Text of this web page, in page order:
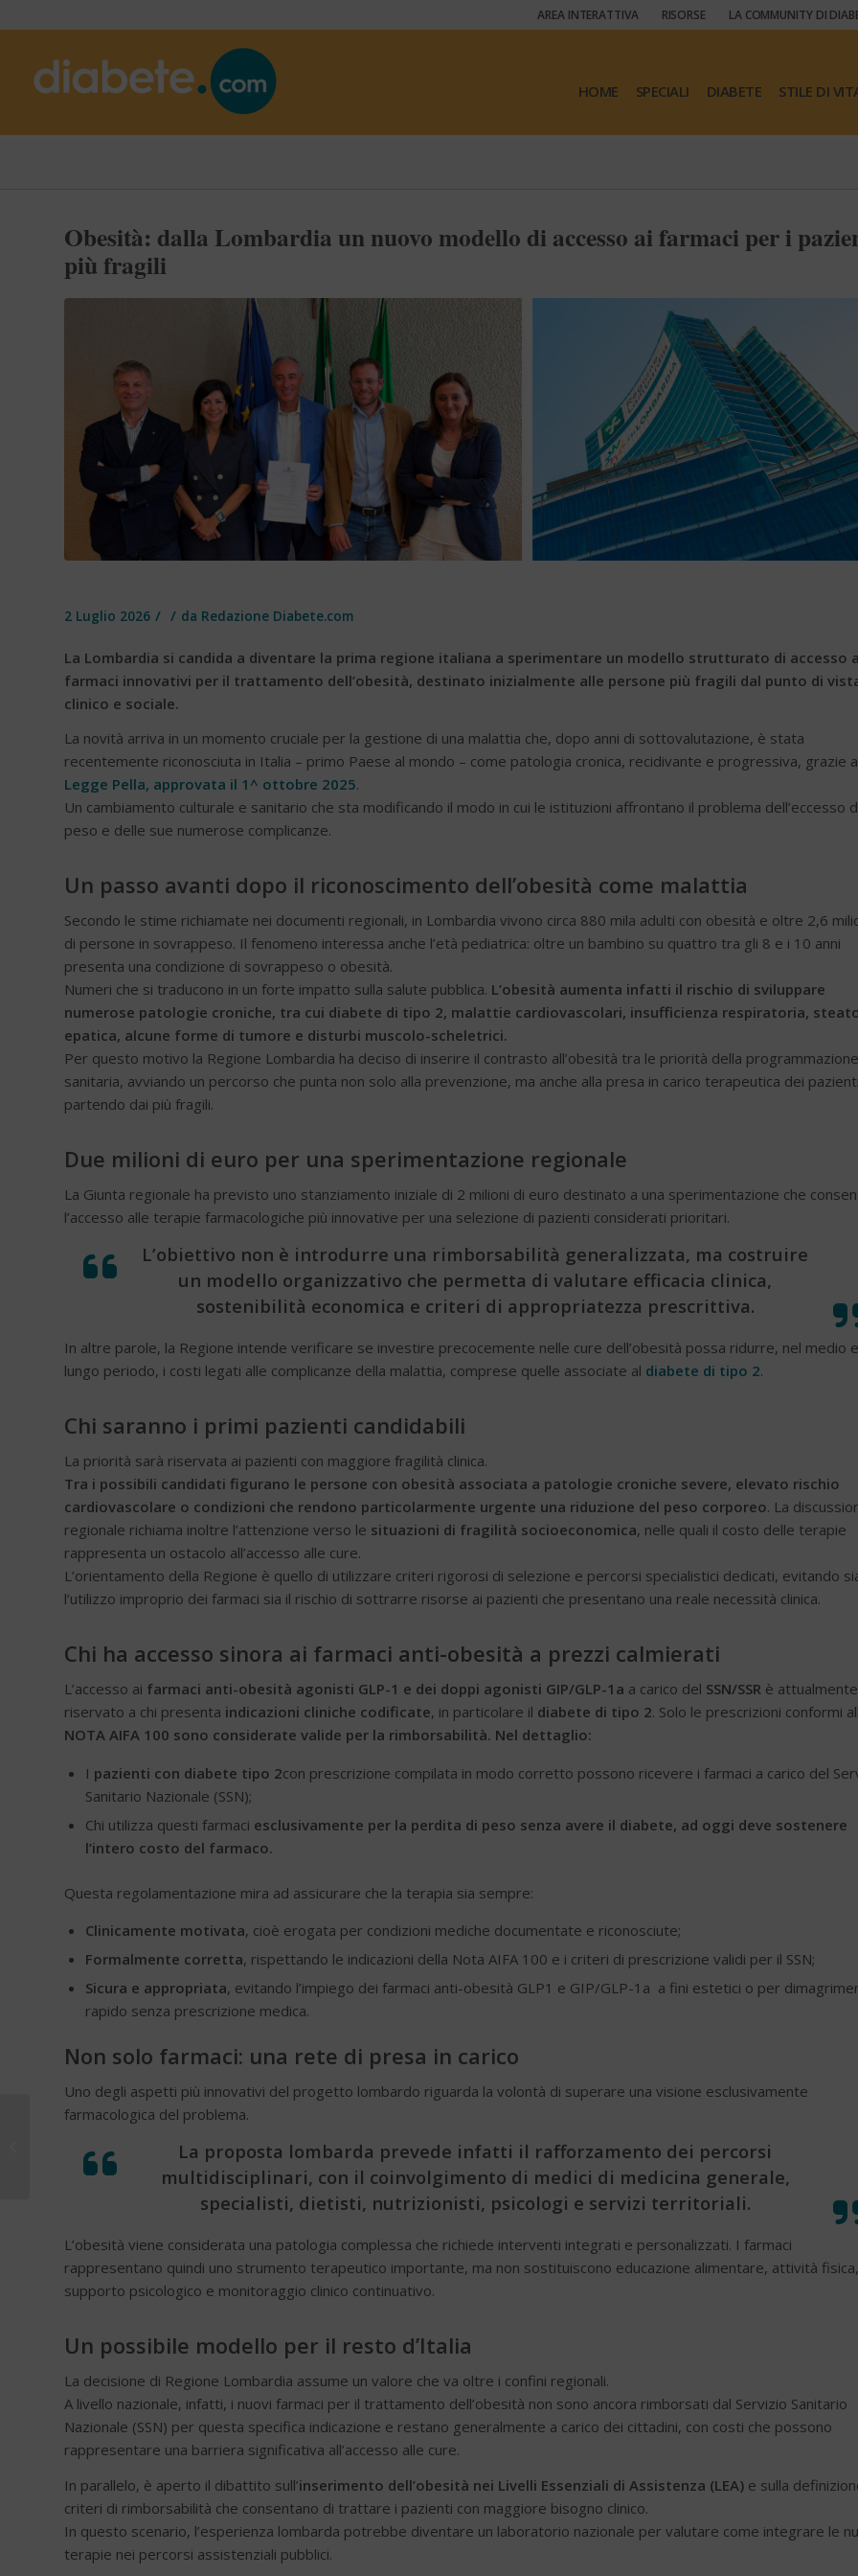
AREA INTERATTIVA RISORSE LA COMMUNITY DI
HOME SPECIALI DIABETE STILE DI
Obesità: dalla Lombardia un nuovo modello di accesso ai farmaci per i
più fragili
2 Luglio 2026 / / da Redazione Diabete.com
La Lombardia si candida a diventare la prima regione italiana a sperimentare un modello strutturato di accesso
farmaci innovativi per il trattamento dell’obesità, destinato inizialmente alle persone più fragili dal punto di
clinico e sociale.
La novità arriva in un momento cruciale per la gestione di una malattia che, dopo anni di sottovalutazione, è stata
recentemente riconosciuta in Italia – primo Paese al mondo – come patologia cronica, recidivante e progressiva, grazie
Legge Pella, approvata il 1^ ottobre 2025.
Un cambiamento culturale e sanitario che sta modificando il modo in cui le istituzioni affrontano il problema dell’eccesso
peso e delle sue numerose complicanze.
Un passo avanti dopo il riconoscimento dell’obesità come malattia
Secondo le stime richiamate nei documenti regionali, in Lombardia vivono circa 880 mila adulti con obesità e oltre 2,6
di persone in sovrappeso. Il fenomeno interessa anche l’età pediatrica: oltre un bambino su quattro tra gli 8 e i 10 anni
presenta una condizione di sovrappeso o obesità.
Numeri che si traducono in un forte impatto sulla salute pubblica. L’obesità aumenta infatti il rischio di sviluppare
numerose patologie croniche, tra cui diabete di tipo 2, malattie cardiovascolari, insufficienza respiratoria,
epatica, alcune forme di tumore e disturbi muscolo-scheletrici.
Per questo motivo la Regione Lombardia ha deciso di inserire il contrasto all’obesità tra le priorità della programmazione
sanitaria, avviando un percorso che punta non solo alla prevenzione, ma anche alla presa in carico terapeutica dei
partendo dai più fragili.
Due milioni di euro per una sperimentazione regionale
La Giunta regionale ha previsto uno stanziamento iniziale di 2 milioni di euro destinato a una sperimentazione che
l’accesso alle terapie farmacologiche più innovative per una selezione di pazienti considerati prioritari.
L’obiettivo non è introdurre una rimborsabilità generalizzata, ma costruire
un modello organizzativo che permetta di valutare efficacia clinica,
sostenibilità economica e criteri di appropriatezza prescrittiva.
In altre parole, la Regione intende verificare se investire precocemente nelle cure dell’obesità possa ridurre, nel medio e
lungo periodo, i costi legati alle complicanze della malattia, comprese quelle associate al diabete di tipo 2.
Chi saranno i primi pazienti candidabili
La priorità sarà riservata ai pazienti con maggiore fragilità clinica.
Tra i possibili candidati figurano le persone con obesità associata a patologie croniche severe, elevato rischio
cardiovascolare o condizioni che rendono particolarmente urgente una riduzione del peso corporeo. La
regionale richiama inoltre l’attenzione verso le situazioni di fragilità socioeconomica, nelle quali il costo delle terapie
rappresenta un ostacolo all’accesso alle cure.
L’orientamento della Regione è quello di utilizzare criteri rigorosi di selezione e percorsi specialistici dedicati, evitando
l’utilizzo improprio dei farmaci sia il rischio di sottrarre risorse ai pazienti che presentano una reale necessità clinica.
Chi ha accesso sinora ai farmaci anti-obesità a prezzi calmierati
L’accesso ai farmaci anti-obesità agonisti GLP-1 e dei doppi agonisti GIP/GLP-1a a carico del SSN/SSR è attualmente
riservato a chi presenta indicazioni cliniche codificate, in particolare il diabete di tipo 2. Solo le prescrizioni conformi
NOTA AIFA 100 sono considerate valide per la rimborsabilità. Nel dettaglio:
I pazienti con diabete tipo 2con prescrizione compilata in modo corretto possono ricevere i farmaci a carico del
Sanitario Nazionale (SSN);
Chi utilizza questi farmaci esclusivamente per la perdita di peso senza avere il diabete, ad oggi deve sostenere
l’intero costo del farmaco.
Questa regolamentazione mira ad assicurare che la terapia sia sempre:
Clinicamente motivata, cioè erogata per condizioni mediche documentate e riconosciute;
Formalmente corretta, rispettando le indicazioni della Nota AIFA 100 e i criteri di prescrizione validi per il SSN;
Sicura e appropriata, evitando l’impiego dei farmaci anti-obesità GLP1 e GIP/GLP-1a a fini estetici o per
rapido senza prescrizione medica.
Non solo farmaci: una rete di presa in carico
Uno degli aspetti più innovativi del progetto lombardo riguarda la volontà di superare una visione esclusivamente
farmacologica del problema.
La proposta lombarda prevede infatti il rafforzamento dei percorsi
multidisciplinari, con il coinvolgimento di medici di medicina generale,
specialisti, dietisti, nutrizionisti, psicologi e servizi territoriali.
L’obesità viene considerata una patologia complessa che richiede interventi integrati e personalizzati. I farmaci
rappresentano quindi uno strumento terapeutico importante, ma non sostituiscono educazione alimentare, attività fisica,
supporto psicologico e monitoraggio clinico continuativo.
Un possibile modello per il resto d’Italia
La decisione di Regione Lombardia assume un valore che va oltre i confini regionali.
A livello nazionale, infatti, i nuovi farmaci per il trattamento dell’obesità non sono ancora rimborsati dal Servizio Sanitario
Nazionale (SSN) per questa specifica indicazione e restano generalmente a carico dei cittadini, con costi che possono
rappresentare una barriera significativa all’accesso alle cure.
In parallelo, è aperto il dibattito sull’inserimento dell’obesità nei Livelli Essenziali di Assistenza (LEA) e sulla
criteri di rimborsabilità che consentano di trattare i pazienti con maggiore bisogno clinico.
In questo scenario, l’esperienza lombarda potrebbe diventare un laboratorio nazionale per valutare come integrare le
terapie nei percorsi assistenziali pubblici.
Pomodoro: ricco di
diabete e obesità